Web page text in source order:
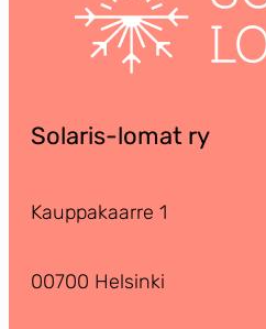
Solaris-lomat ry
Kauppakaarre 1
00700 Helsinki